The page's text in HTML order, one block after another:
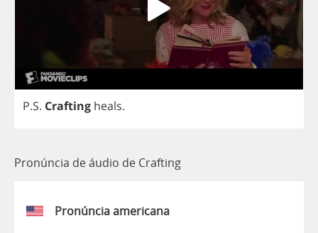
P.S. Crafting heals.
Pronúncia de áudio de Crafting
Pronúncia americana